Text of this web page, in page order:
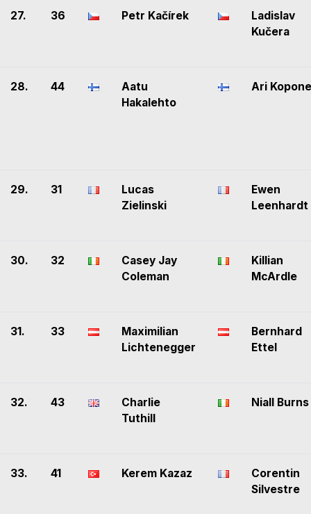
27. 36 Petr Kačírek
Ladislav
Kučera
28. 44
Aatu
Hakalehto
Ari
29. 31
Lucas
Zielinski
Ewen
Leenhardt
30. 32
Casey Jay
Coleman
Killian
McArdle
31. 33
Maximilian
Lichtenegger
Bernhard
Ettel
32. 43
Charlie
Tuthill
Niall Burns
33. 41 Kerem Kazaz
Corentin
Silvestre